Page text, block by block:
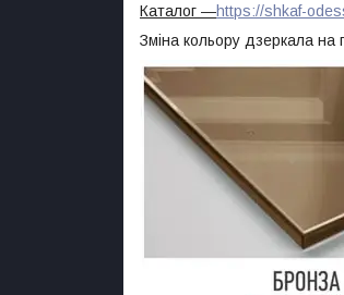
Каталог ―https://shkaf-
Зміна кольору дзеркала